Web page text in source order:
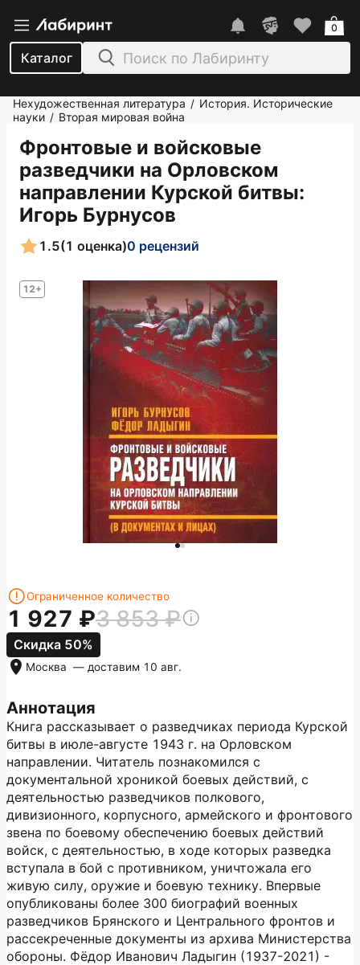
Каталог
0
Нехудожественная литература / История. Исторические
науки / Вторая мировая война
Фронтовые и войсковые
разведчики на Орловском
направлении Курской битвы:
Игорь Бурнусов
12+
1.5(1 оценка)0 рецензий
Аннотация
Книга рассказывает о разведчиках периода Курской
битвы в июле-августе 1943 г. на Орловском
направлении. Читатель познакомился с
документальной хроникой боевых действий, с
деятельностью разведчиков полкового,
дивизионного, корпусного, армейского и фронтового
звена по боевому обеспечению боевых действий
войск, с деятельностью, в ходе которых разведка
вступала в бой с противником, уничтожала его
живую силу, оружие и боевую технику. Впервые
опубликованы более 300 биографий военных
разведчиков Брянского и Центрального фронтов и
рассекреченные документы из архива Министерства
обороны. Фёдор Иванович Ладыгин (1937-2021) -
Ограниченное количество
1 927 3 853
Скидка 50%
Москва — доставим 10 авг.